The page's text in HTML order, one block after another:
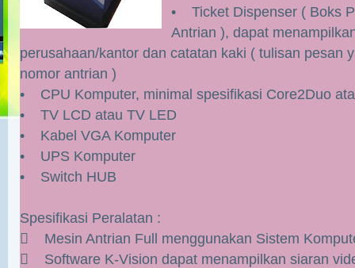
• Ticket Dispenser ( Boks
Antrian ), dapat
perusahaan/kantor dan catatan kaki ( tulisan pesan
nomor antrian )
• CPU Komputer, minimal spesifikasi Core2Duo
• TV LCD atau TV LED
• Kabel VGA Komputer
• UPS Komputer
• Switch HUB
Spesifikasi Peralatan :
 Mesin Antrian Full menggunakan Sistem
 Software K-Vision dapat menampilkan siaran